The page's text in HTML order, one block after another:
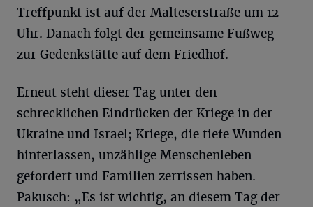
Treffpunkt ist auf der Malteserstraße um 12
Uhr. Danach folgt der gemeinsame Fußweg
zur Gedenkstätte auf dem Friedhof.
Erneut steht dieser Tag unter den
schrecklichen Eindrücken der Kriege in der
Ukraine und Israel; Kriege, die tiefe Wunden
hinterlassen, unzählige Menschenleben
gefordert und Familien zerrissen haben.
Pakusch: „Es ist wichtig, an diesem Tag der